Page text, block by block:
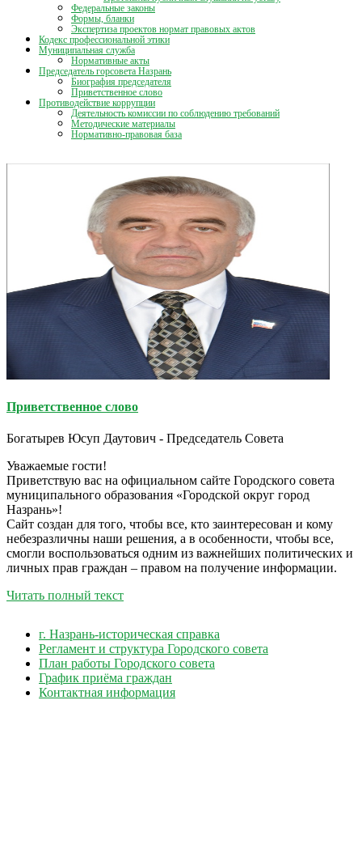
Федеральные законы
Формы, бланки
Экспертиза проектов нормат правовых актов
Кодекс профессиональной этики
Муниципальная служба
Нормативные акты
Председатель горсовета Назрань
Биография председателя
Приветственное слово
Противодействие коррупции
Деятельность комиссии по соблюдению требований
Методические материалы
Нормативно-правовая база
Приветственное слово
Богатырев Юсуп Даутович - Председатель Совета
Уважаемые гости!
Приветствую вас на официальном сайте Городского совета
муниципального образования «Городской округ город
Назрань»!
Сайт создан для того, чтобы все, кто заинтересован и кому
небезразличны наши решения, а в особенности, чтобы все,
смогли воспользоваться одним из важнейших политических и
личных прав граждан – правом на получение информации.
Читать полный текст
г. Назрань-историческая справка
Регламент и структура Городского совета
План работы Городского совета
График приёма граждан
Контактная информация